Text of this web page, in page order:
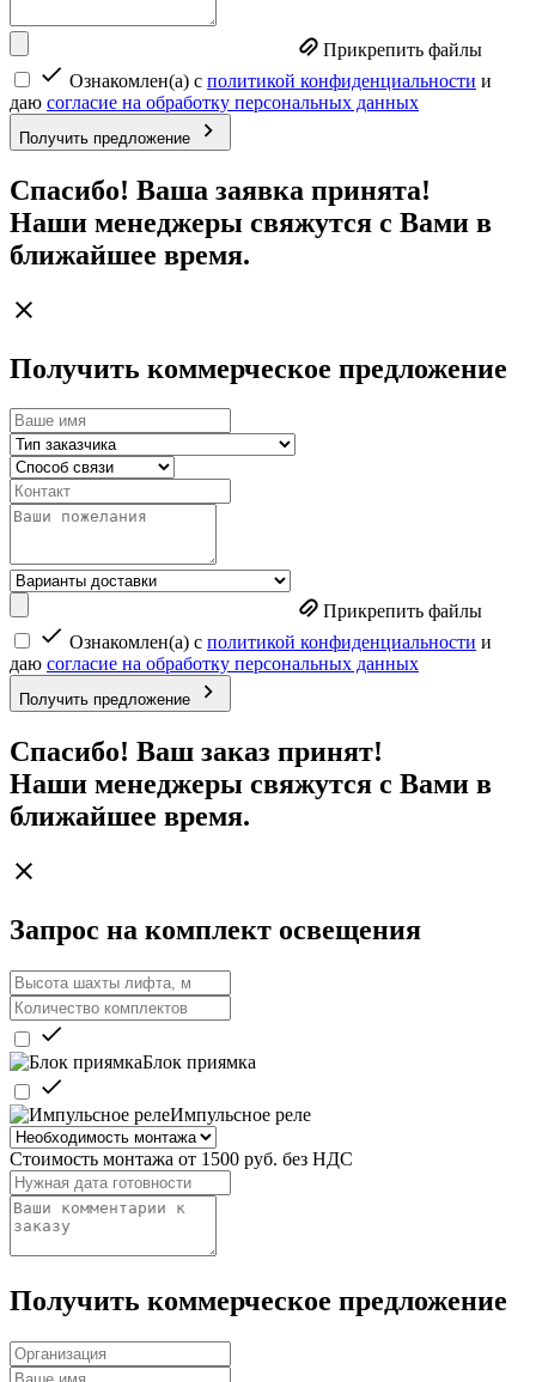
Прикрепить файлы
Ознакомлен(а) с политикой конфиденциальности и
даю согласие на обработку персональных данных
Получить предложение
Спасибо! Ваша заявка принята!
Наши менеджеры свяжутся с Вами в
ближайшее время.
Получить коммерческое предложение
Прикрепить файлы
Ознакомлен(а) с политикой конфиденциальности и
даю согласие на обработку персональных данных
Получить предложение
Спасибо! Ваш заказ принят!
Наши менеджеры свяжутся с Вами в
ближайшее время.
Запрос на комплект освещения
Блок приямка
Импульсное реле
Стоимость монтажа от 1500 руб. без НДС
Получить коммерческое предложение